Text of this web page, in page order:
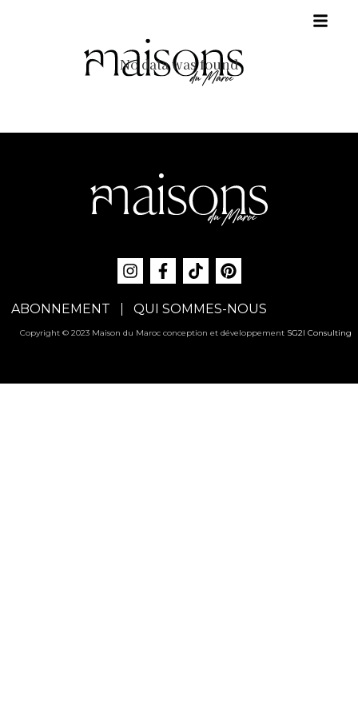
No data was found
ABONNEMENT QUI SOMMES-NOUS
Copyright © 2023 Maison du Maroc conception et développement SG2I Consulting